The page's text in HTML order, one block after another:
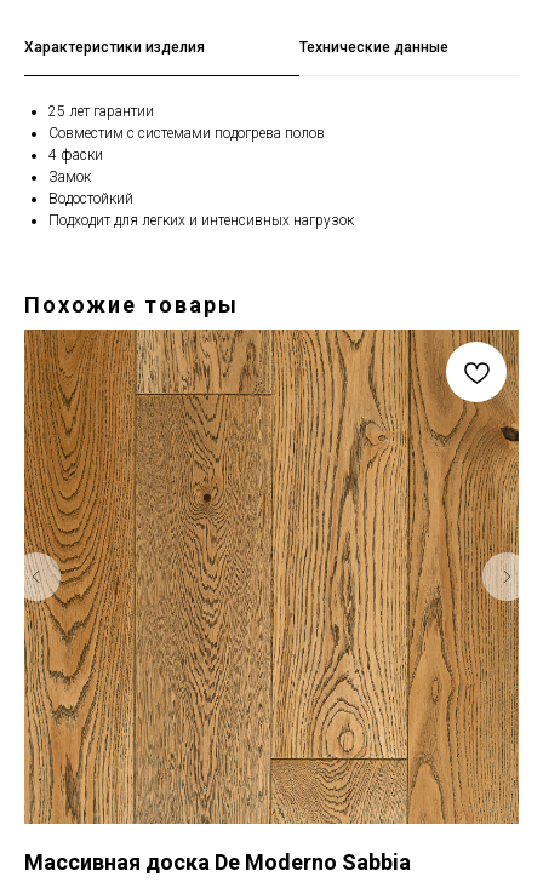
Характеристики изделия Технические данные
25 лет гарантии
Совместим с системами подогрева полов
4 фаски
Замок
Водостойкий
Подходит для легких и интенсивных нагрузок
Похожие товары
Массивная доска De Moderno Sabbia